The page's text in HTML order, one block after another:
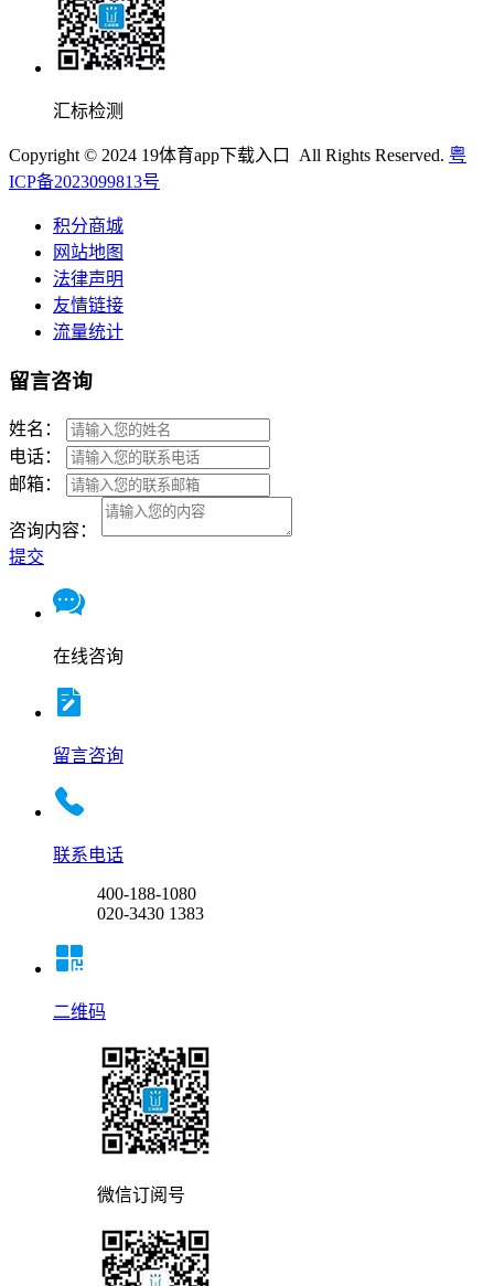
汇标检测
Copyright © 2024 19体育app下载入口 All Rights Reserved. 粤
ICP备2023099813号
积分商城
网站地图
法律声明
友情链接
流量统计
留言咨询
姓名：
电话：
邮箱：
咨询内容：
提交
在线咨询
留言咨询
联系电话
400-188-1080
020-3430 1383
二维码
微信订阅号